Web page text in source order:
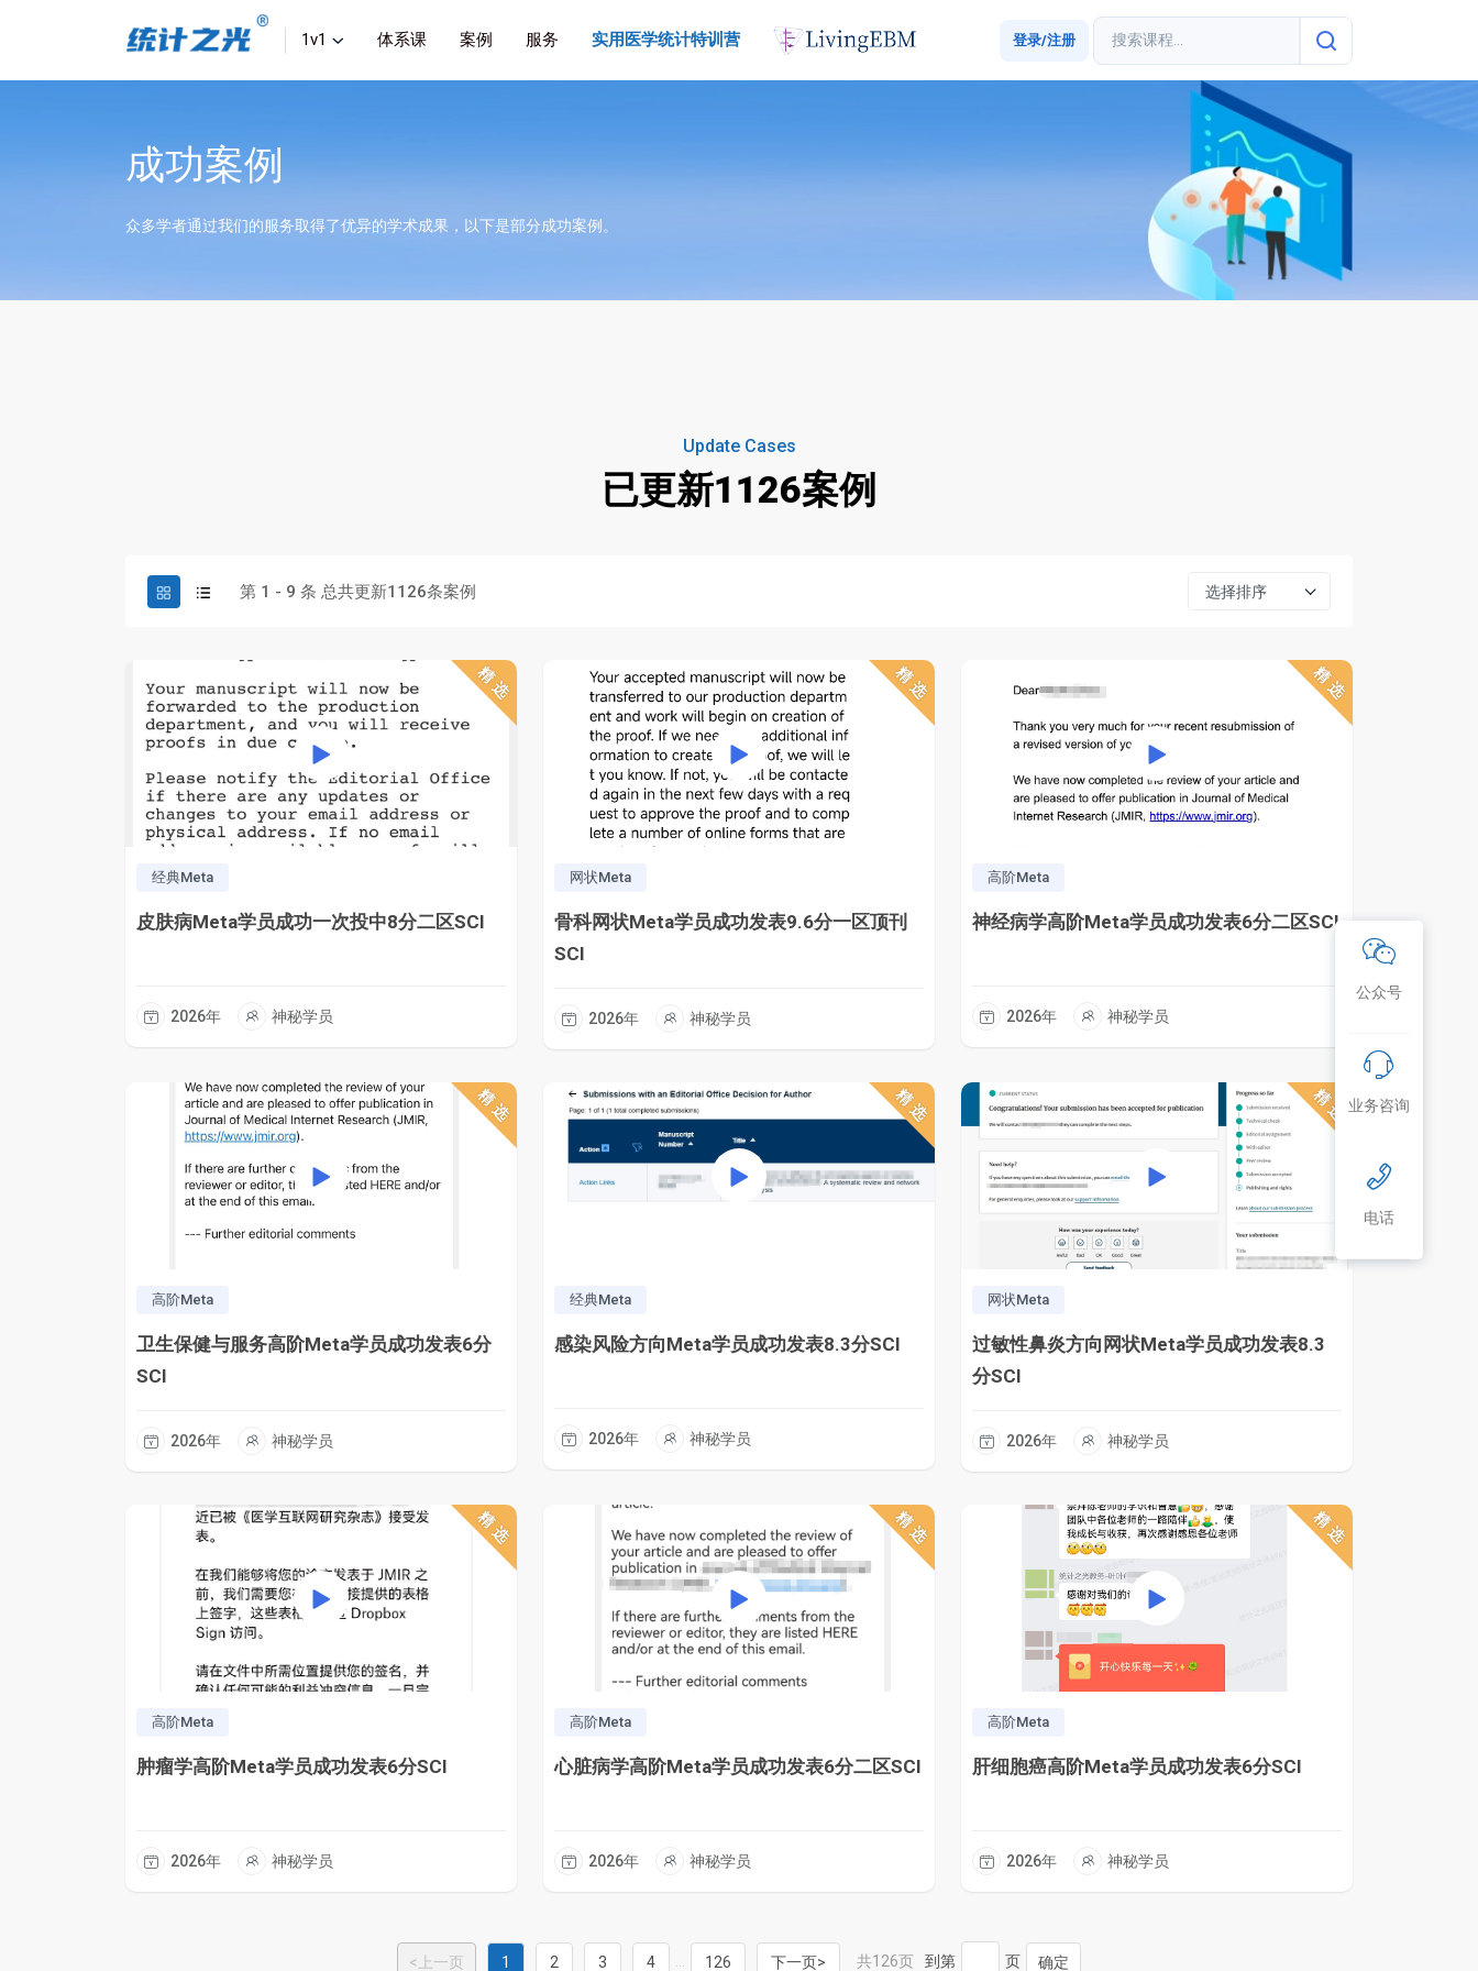
1v1 体系课 案例 服务 实用医学统计特训营 登录/注册
成功案例
众多学者通过我们的服务取得了优异的学术成果，以下是部分成功案例。
Update Cases
已更新1126案例
第 1 - 9 条 总共更新1126条案例 选择排序
精选
经典Meta
皮肤病Meta学员成功一次投中8分二区SCI
2026年 神秘学员
精选
网状Meta
骨科网状Meta学员成功发表9.6分一区顶刊
SCI
2026年 神秘学员
精选
高阶Meta
神经病学高阶Meta学员成功发表6分二区SCI
2026年 神秘学员
精选
高阶Meta
卫生保健与服务高阶Meta学员成功发表6分
SCI
2026年 神秘学员
精选
经典Meta
感染风险方向Meta学员成功发表8.3分SCI
2026年 神秘学员
精选
网状Meta
过敏性鼻炎方向网状Meta学员成功发表8.3
分SCI
2026年 神秘学员
精选
高阶Meta
肿瘤学高阶Meta学员成功发表6分SCI
2026年 神秘学员
精选
高阶Meta
心脏病学高阶Meta学员成功发表6分二区SCI
2026年 神秘学员
精选
高阶Meta
肝细胞癌高阶Meta学员成功发表6分SCI
2026年 神秘学员
<上一页 1 2 3 4 126 下一页> 共126页 到第 页 确定
公众号
业务咨询
电话